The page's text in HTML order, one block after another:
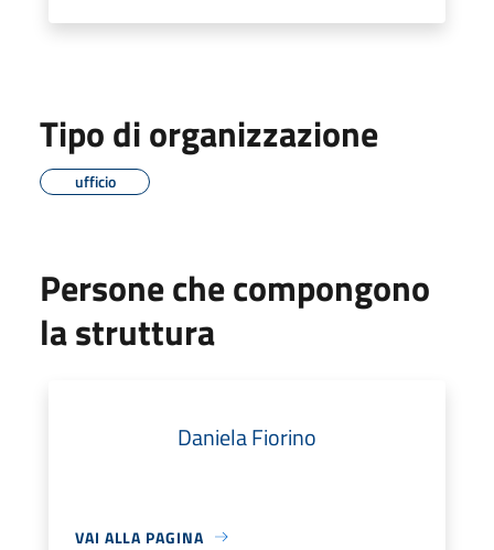
Tipo di organizzazione
ufficio
Persone che compongono
la struttura
Daniela Fiorino
VAI ALLA PAGINA